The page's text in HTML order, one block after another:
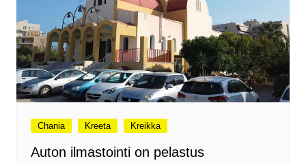
Chania Kreeta Kreikka
Auton ilmastointi on pelastus